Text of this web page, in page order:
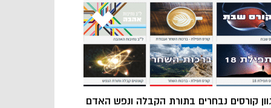
קורסים נבחרים בתורת הקבלה ונפש האדם